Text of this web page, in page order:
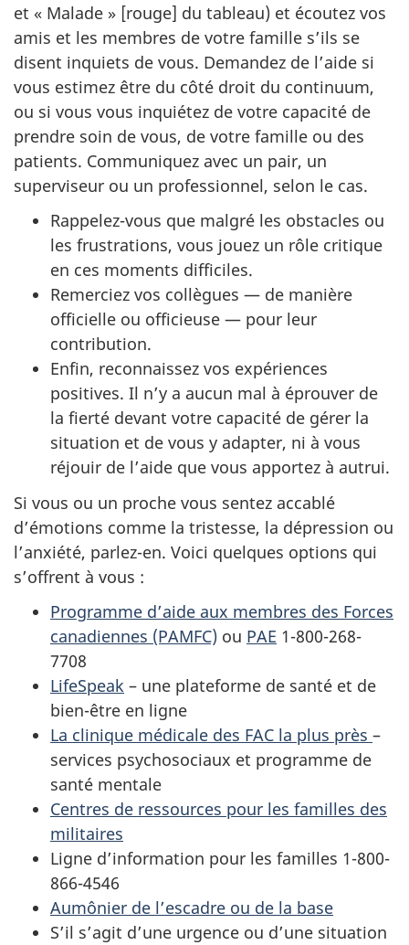
et « Malade » [rouge] du tableau) et écoutez vos
amis et les membres de votre famille s’ils se
disent inquiets de vous. Demandez de l’aide si
vous estimez être du côté droit du continuum,
ou si vous vous inquiétez de votre capacité de
prendre soin de vous, de votre famille ou des
patients. Communiquez avec un pair, un
superviseur ou un professionnel, selon le cas.
Rappelez-vous que malgré les obstacles ou
les frustrations, vous jouez un rôle critique
en ces moments difficiles.
Remerciez vos collègues — de manière
officielle ou officieuse — pour leur
contribution.
Enfin, reconnaissez vos expériences
positives. Il n’y a aucun mal à éprouver de
la fierté devant votre capacité de gérer la
situation et de vous y adapter, ni à vous
réjouir de l’aide que vous apportez à autrui.
Si vous ou un proche vous sentez accablé
d’émotions comme la tristesse, la dépression ou
l’anxiété, parlez-en. Voici quelques options qui
s’offrent à vous :
Programme d’aide aux membres des Forces
canadiennes (PAMFC) ou PAE 1-800-268-
7708
LifeSpeak – une plateforme de santé et de
bien-être en ligne
La clinique médicale des FAC la plus près –
services psychosociaux et programme de
santé mentale
Centres de ressources pour les familles des
militaires
Ligne d’information pour les familles 1-800-
866-4546
Aumônier de l’escadre ou de la base
S’il s’agit d’une urgence ou d’une situation